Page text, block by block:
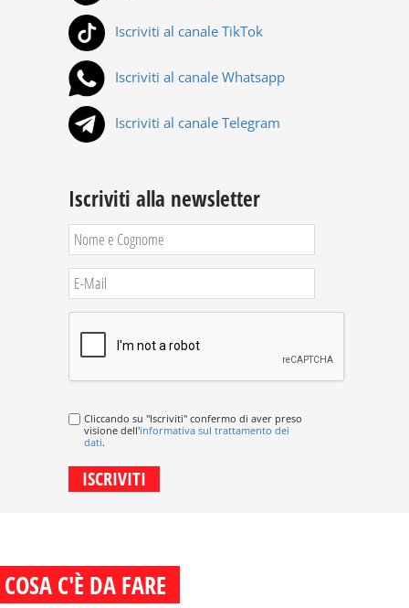
Iscriviti al canale TikTok
Iscriviti al canale Whatsapp
Iscriviti al canale Telegram
Iscriviti alla newsletter
Cliccando su "Iscriviti" confermo di aver preso
visione dell'informativa sul trattamento dei
dati.
COSA C'È DA FARE